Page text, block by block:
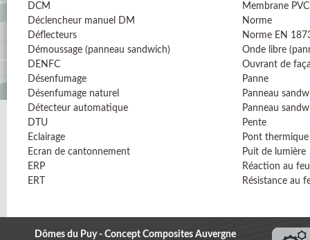
DCM
Déclencheur manuel DM
Déflecteurs
Démoussage (panneau sandwich)
DENFC
Désenfumage
Désenfumage naturel
Détecteur automatique
DTU
Eclairage
Ecran de cantonnement
ERP
ERT
Membrane PVC
Norme
Norme EN
Onde libre
Ouvrant de
Panne
Panneau
Panneau
Pente
Pont thermique
Puit de lumière
Réaction au feu
Résistance au
Dômes du Puy - Concept Composites Auvergne